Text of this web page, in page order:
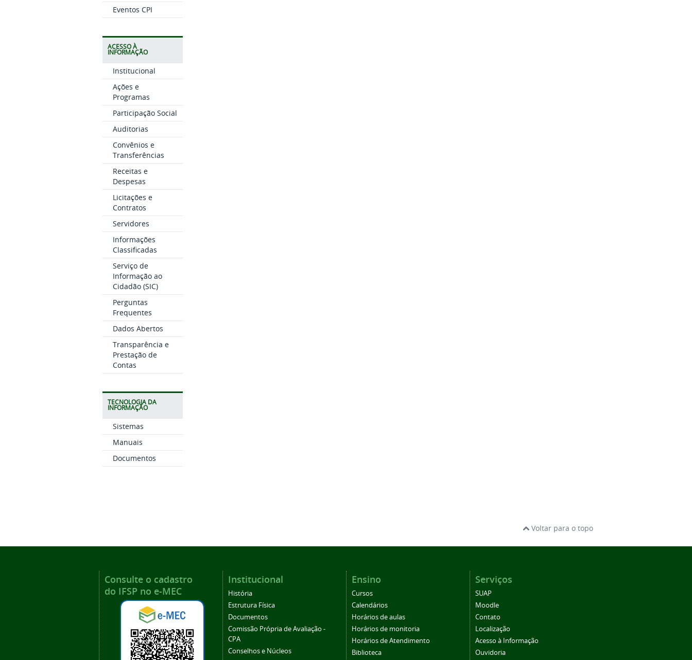
Eventos CPI
ACESSO À
INFORMAÇÃO
Institucional
Ações e
Programas
Participação Social
Auditorias
Convênios e
Transferências
Receitas e
Despesas
Licitações e
Contratos
Servidores
Informações
Classificadas
Serviço de
Informação ao
Cidadão (SIC)
Perguntas
Frequentes
Dados Abertos
Transparência e
Prestação de
Contas
TECNOLOGIA DA
INFORMAÇÃO
Sistemas
Manuais
Documentos
Voltar para o topo
Consulte o cadastro
do IFSP no e-MEC
Institucional
História
Estrutura Física
Documentos
Comissão Própria de Avaliação -
CPA
Conselhos e Núcleos
Ensino
Cursos
Calendários
Horários de aulas
Horários de monitoria
Horários de Atendimento
Biblioteca
Serviços
SUAP
Moodle
Contato
Localização
Acesso à Informação
Ouvidoria